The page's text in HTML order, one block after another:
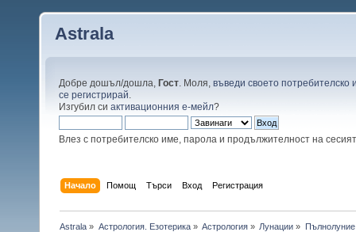
Astrala
Добре дошъл/дошла, Гост . Моля, въведи своето потребителско
се регистрирай
Изгубил си активационния е-мейл?
Влез с потребителско име, парола и продължителност на
Начало Помощ Търси Вход Регистрация
Astrala » Астрология. Езотерика» Астрология» Лунации »